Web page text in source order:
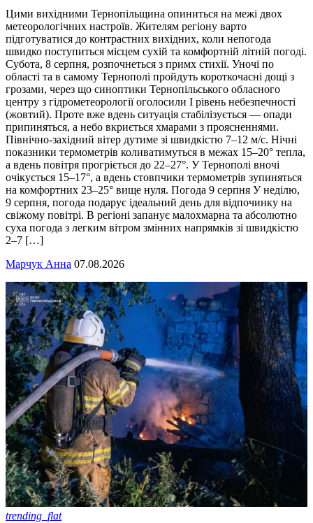
Цими вихідними Тернопільщина опиниться на межі двох
метеорологічних настроїв. Жителям регіону варто
підготуватися до контрастних вихідних, коли непогода
швидко поступиться місцем сухій та комфортній літній погоді.
Субота, 8 серпня, розпочнеться з примх стихії. Уночі по
області та в самому Тернополі пройдуть короткочасні дощі з
грозами, через що синоптики Тернопільського обласного
центру з гідрометеорології оголосили І рівень небезпечності
(жовтий). Проте вже вдень ситуація стабілізується — опади
припиняться, а небо вкриється хмарами з проясненнями.
Північно-західний вітер дутиме зі швидкістю 7–12 м/с. Нічні
показники термометрів коливатимуться в межах 15–20° тепла,
а вдень повітря прогріється до 22–27°. У Тернополі вночі
очікується 15–17°, а вдень стовпчики термометрів зупиняться
на комфортних 23–25° вище нуля. Погода 9 серпня У неділю,
9 серпня, погода подарує ідеальний день для відпочинку на
свіжому повітрі. В регіоні запанує малохмарна та абсолютно
суха погода з легким вітром змінних напрямків зі швидкістю
2–7 […]
Марчук Анна 07.08.2026
trending_flat